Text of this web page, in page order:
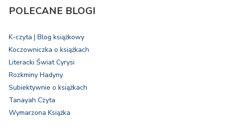
POLECANE BLOGI
K-czyta | Blog książkowy
Koczowniczka o książkach
Literacki Świat Cyrysi
Rozkminy Hadyny
Subiektywnie o książkach
Tanayah Czyta
Wymarzona Książka